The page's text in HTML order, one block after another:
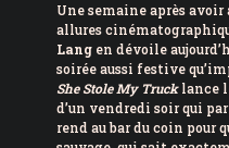
Une semaine après avoir
allures
Lang en dévoile
soirée aussi festive
She Stole My Trucklance
d’un vendredi soir qui
rend au bar du coin pour